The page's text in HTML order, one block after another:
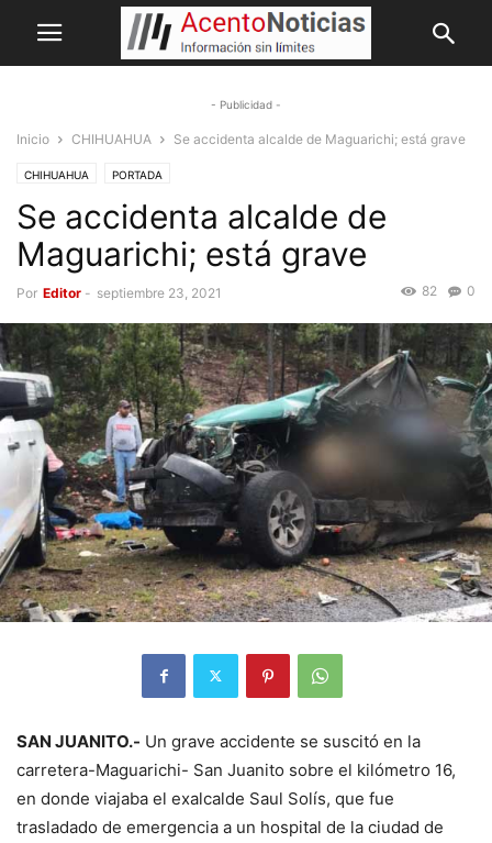
- Publicidad -
Inicio CHIHUAHUA Se accidenta alcalde de Maguarichi; está grave
CHIHUAHUA PORTADA
Se accidenta alcalde de
Maguarichi; está grave
Por Editor - septiembre 23, 2021 0
82
SAN JUANITO.- Un grave accidente se suscitó en la
carretera-Maguarichi- San Juanito sobre el kilómetro 16,
en donde viajaba el exalcalde Saul Solís, que fue
trasladado de emergencia a un hospital de la ciudad de